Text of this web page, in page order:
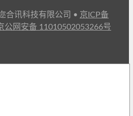
合讯科技有限公司 • 京ICP备
公网安备 11010502053266号